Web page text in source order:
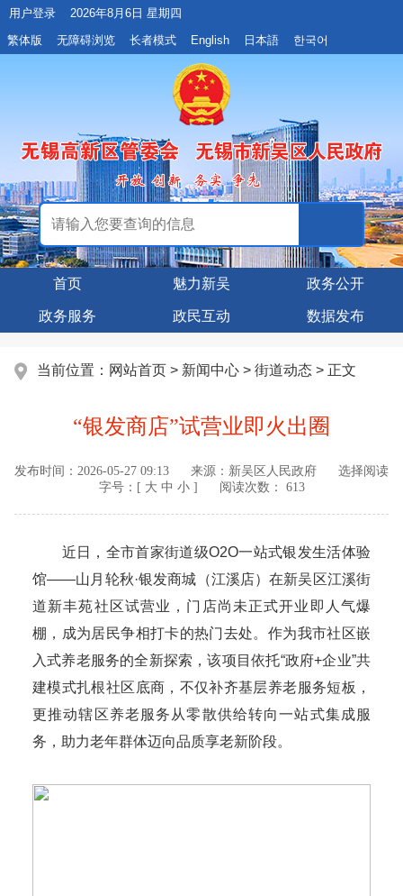
用户登录
2026年8月6日 星期四
繁体版
无障碍浏览 长者模式 English 日本語 한국어
首页 魅力新吴 政务公开
政务服务 政民互动 数据发布
当前位置： 网站首页 > 新闻中心 > 街道动态 > 正文
“银发商店”试营业即火出圈
发布时间： 2026-05-27 09:13 来源： 新吴区人民政府
选择阅读
字号：[ 大 中 小] 阅读次数： 613
近日，全市首家街道级O2O一站式银发生活体验
馆——山月轮秋·银发商城（江溪店）在新吴区江溪街
道新丰苑社区试营业，门店尚未正式开业即人气爆
棚，成为居民争相打卡的热门去处。作为我市社区嵌
入式养老服务的全新探索，该项目依托“政府+企业”共
建模式扎根社区底商，不仅补齐基层养老服务短板，
更推动辖区养老服务从零散供给转向一站式集成服
务，助力老年群体迈向品质享老新阶段。